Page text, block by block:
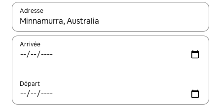
Adresse
Lorsque les résultats s'affichent, utilisez les flèches vers le
Arrivée
Départ